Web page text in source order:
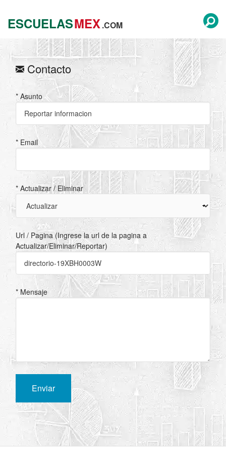
ESCUELASMEX.COM
Contacto
* Asunto
* Email
* Actualizar / Eliminar
Url / Pagina (Ingrese la url de la pagina a
Actualizar/Eliminar/Reportar)
* Mensaje
Enviar